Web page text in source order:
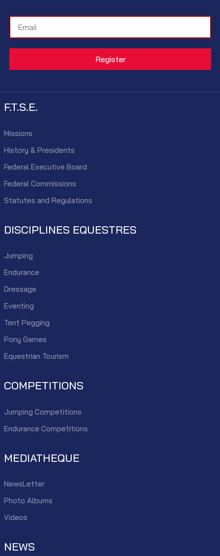
F.T.S.E.
Missions
History & Presidents
Federal Executive Board
Federal Commissions
Statutes and Regulations
DISCIPLINES EQUESTRES
Jumping
Endurance
Dressage
Eventing
Tent Pegging
Pony Games
Equestrian Tourism
COMPETITIONS
Jumping Competitions
Endurance Competitions
MEDIATHEQUE
NewsLetter
Photo Albums
Videos
NEWS